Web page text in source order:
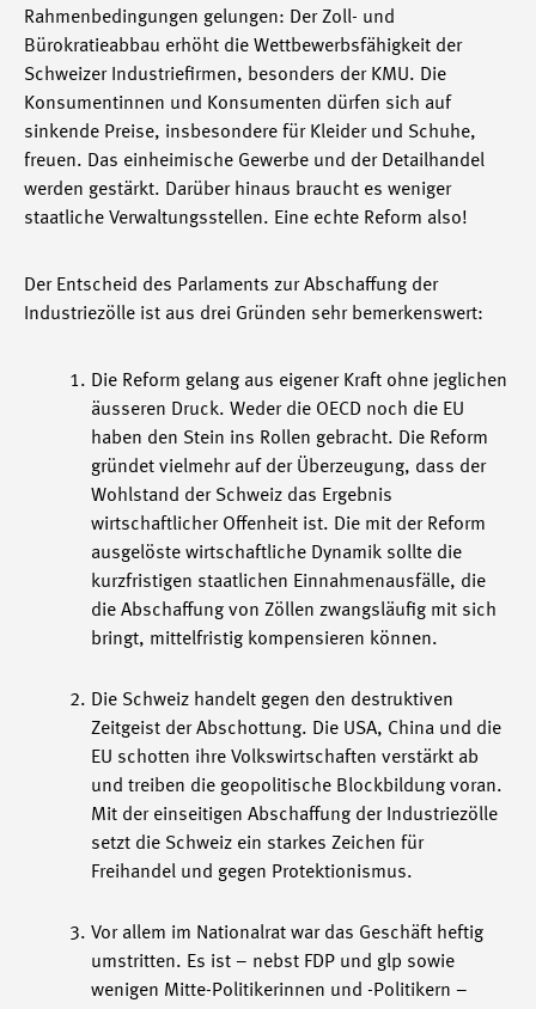
Rahmenbedingungen gelungen: Der Zoll- und
Bürokratieabbau erhöht die Wettbewerbsfähigkeit der
Schweizer Industriefirmen, besonders der KMU. Die
Konsumentinnen und Konsumenten dürfen sich auf
sinkende Preise, insbesondere für Kleider und Schuhe,
freuen. Das einheimische Gewerbe und der Detailhandel
werden gestärkt. Darüber hinaus braucht es weniger
staatliche Verwaltungsstellen. Eine echte Reform also!
Der Entscheid des Parlaments zur Abschaffung der
Industriezölle ist aus drei Gründen sehr bemerkenswert:
Die Reform gelang aus eigener Kraft ohne jeglichen
äusseren Druck. Weder die OECD noch die EU
haben den Stein ins Rollen gebracht. Die Reform
gründet vielmehr auf der Überzeugung, dass der
Wohlstand der Schweiz das Ergebnis
wirtschaftlicher Offenheit ist. Die mit der Reform
ausgelöste wirtschaftliche Dynamik sollte die
kurzfristigen staatlichen Einnahmenausfälle, die
die Abschaffung von Zöllen zwangsläufig mit sich
bringt, mittelfristig kompensieren können.
Die Schweiz handelt gegen den destruktiven
Zeitgeist der Abschottung. Die USA, China und die
EU schotten ihre Volkswirtschaften verstärkt ab
und treiben die geopolitische Blockbildung voran.
Mit der einseitigen Abschaffung der Industriezölle
setzt die Schweiz ein starkes Zeichen für
Freihandel und gegen Protektionismus.
Vor allem im Nationalrat war das Geschäft heftig
umstritten. Es ist – nebst FDP und glp sowie
wenigen Mitte-Politikerinnen und -Politikern –